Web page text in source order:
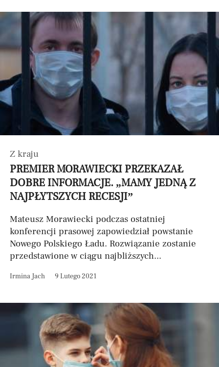
Z kraju
PREMIER MORAWIECKI PRZEKAZAŁ
DOBRE INFORMACJE. „MAMY JEDNĄ Z
NAJPŁYTSZYCH RECESJI”
Mateusz Morawiecki podczas ostatniej
konferencji prasowej zapowiedział powstanie
Nowego Polskiego Ładu. Rozwiązanie zostanie
przedstawione w ciągu najbliższych...
Irmina Jach 9 Lutego 2021